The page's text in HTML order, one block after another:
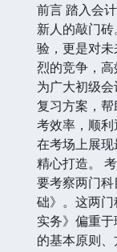
前言 踏入会
新人的敲门
验，更是对
烈的竞争，
为广大初级
复习方案，
考效率，顺
在考场上展
精心打造。
要考察两门
础》。这两
实务》偏重
的基本原则